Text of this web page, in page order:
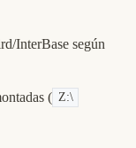
InterBase según
( Z:\